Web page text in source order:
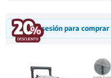
Inicia sesión para comprar